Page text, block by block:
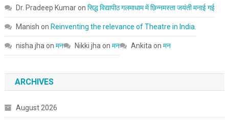
Dr. Pradeep Kumaron सिद्ध विद्यापीठ गलमाधाम में छिन्नमस्ता जयंती मनाई गई
Manish on Reinventing the relevance of Theatre in India.
nisha jhaon मन Nikki jhaon मन Ankitaon मन
ARCHIVES
August 2026